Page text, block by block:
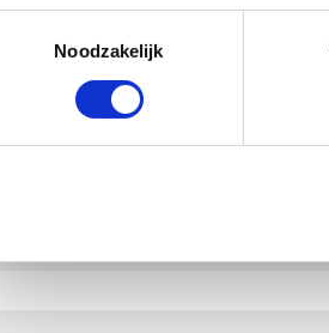
Noodzakelijk